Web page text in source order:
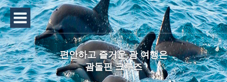
편안하고 즐거운 괌 여행은
괌돌핀 크루즈